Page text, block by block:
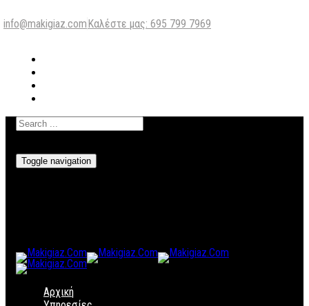
info@makigiaz.comΚαλέστε μας: 695 799 7969
Toggle navigation
Αρχική